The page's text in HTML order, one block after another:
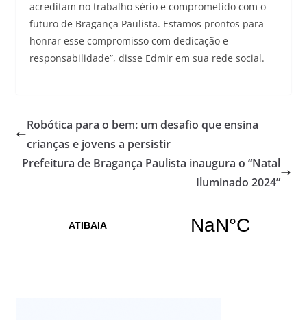
acreditam no trabalho sério e comprometido com o
futuro de Bragança Paulista. Estamos prontos para
honrar esse compromisso com dedicação e
responsabilidade”, disse Edmir em sua rede social.
Robótica para o bem: um desafio que ensina
crianças e jovens a persistir
Prefeitura de Bragança Paulista inaugura o “Natal
Iluminado 2024”